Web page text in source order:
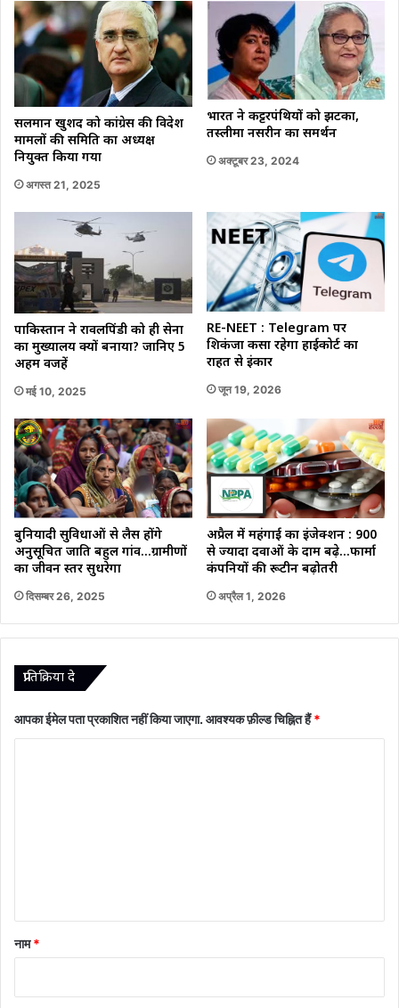
सलमान खुर्शीद को कांग्रेस की विदेश
मामलों की समिति का अध्यक्ष
नियुक्त किया गया
अगस्त 21, 2025
भारत ने कट्टरपंथियों को झटका,
तस्लीमा नसरीन का समर्थन
अक्टूबर 23, 2024
पाकिस्तान ने रावलपिंडी को ही सेना
का मुख्यालय क्यों बनाया? जानिए 5
अहम वजहें
मई 10, 2025
RE-NEET : Telegram पर
शिकंजा कसा रहेगा हाईकोर्ट का
राहत से इंकार
जून 19, 2026
बुनियादी सुविधाओं से लैस होंगे
अनुसूचित जाति बहुल गांव…ग्रामीणों
का जीवन स्तर सुधरेगा
दिसम्बर 26, 2025
अप्रैल में महंगाई का इंजेक्शन : 900
से ज्यादा दवाओं के दाम बढ़े…फार्मा
कंपनियों की रूटीन बढ़ोतरी
अप्रैल 1, 2026
प्रातिक्रिया दे
आपका ईमेल पता प्रकाशित नहीं किया जाएगा. आवश्यक फ़ील्ड चिह्नित हैं*
नाम*